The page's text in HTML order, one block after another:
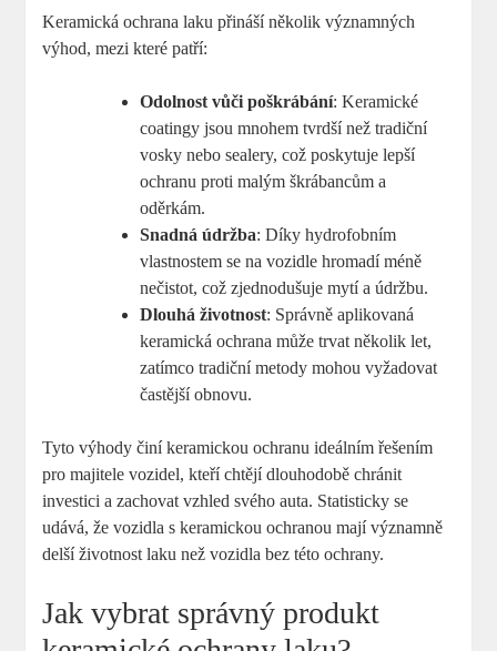
Keramická ochrana laku přináší několik významných
výhod, mezi které patří:
Odolnost vůči poškrábání: Keramické
coatingy jsou mnohem tvrdší než tradiční
vosky nebo sealery, což poskytuje lepší
ochranu proti malým škrábancům a
oděrkám.
Snadná údržba: Díky hydrofobním
vlastnostem se na vozidle hromadí méně
nečistot, což zjednodušuje mytí a údržbu.
Dlouhá životnost: Správně aplikovaná
keramická ochrana může trvat několik let,
zatímco tradiční metody mohou vyžadovat
častější obnovu.
Tyto výhody činí keramickou ochranu ideálním řešením
pro majitele vozidel, kteří chtějí dlouhodobě chránit
investici a zachovat vzhled svého auta. Statisticky se
udává, že vozidla s keramickou ochranou mají významně
delší životnost laku než vozidla bez této ochrany.
Jak vybrat správný produkt